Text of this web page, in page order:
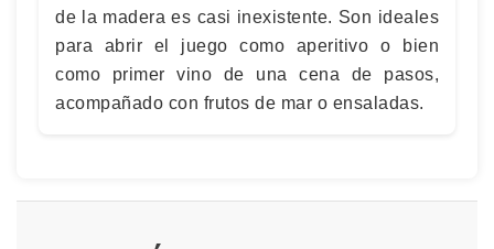
de la madera es casi inexistente. Son ideales
para abrir el juego como aperitivo o bien
como primer vino de una cena de pasos,
acompañado con frutos de mar o ensaladas.